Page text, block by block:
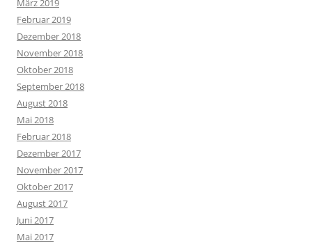
März 2019
Februar 2019
Dezember 2018
November 2018
Oktober 2018
September 2018
August 2018
Mai 2018
Februar 2018
Dezember 2017
November 2017
Oktober 2017
August 2017
Juni 2017
Mai 2017